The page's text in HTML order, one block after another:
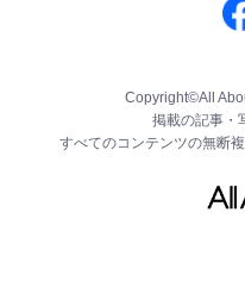
Copyright©All
掲載の記事・
すべてのコンテンツの無断